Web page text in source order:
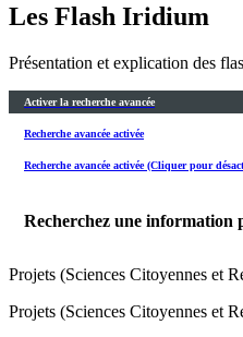
Les Flash Iridium
Présentation et explication des
Activer la recherche avancée
Recherche avancée activée
Recherche avancée activée (Cliquer pour
Recherchez une information
Projets (Sciences Citoyennes et
Projets (Sciences Citoyennes et